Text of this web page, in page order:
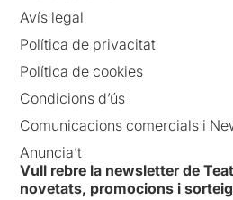
Avís legal
Política de privacitat
Política de cookies
Condicions d’ús
Comunicacions comercials i
Anuncia’t
Vull rebre la newsletter de
novetats, promocions i